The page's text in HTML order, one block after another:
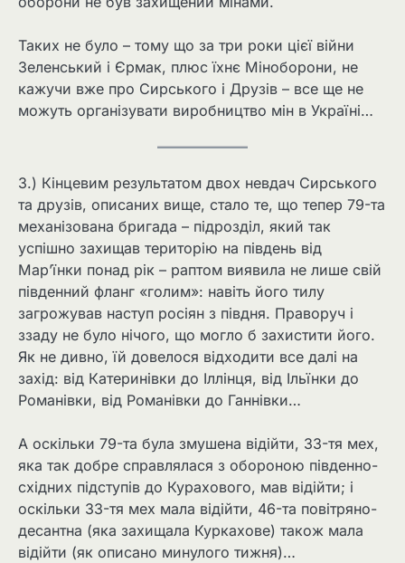
Таких не було – тому що за три роки цієї війни
Зеленський і Єрмак, плюс їхнє Міноборони, не
кажучи вже про Сирського і Друзів – все ще не
можуть організувати виробництво мін в Україні…
3.) Кінцевим результатом двох невдач Сирського
та друзів, описаних вище, стало те, що тепер 79-та
механізована бригада – підрозділ, який так
успішно захищав територію на південь від
Мар’їнки понад рік – раптом виявила не лише свій
південний фланг «голим»: навіть його тилу
загрожував наступ росіян з півдня. Праворуч і
ззаду не було нічого, що могло б захистити його.
Як не дивно, їй довелося відходити все далі на
захід: від Катеринівки до Іллінця, від Ільїнки до
Романівки, від Романівки до Ганнівки…
А оскільки 79-та була змушена відійти, 33-тя мех,
яка так добре справлялася з обороною південно-
східних підступів до Курахового, мав відійти; і
оскільки 33-тя мех мала відійти, 46-та повітряно-
десантна (яка захищала Куркахове) також мала
відійти (як описано минулого тижня)…